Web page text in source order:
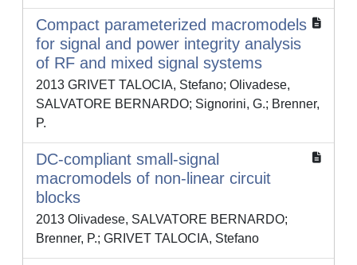
Compact parameterized macromodels
for signal and power integrity analysis
of RF and mixed signal systems
2013 GRIVET TALOCIA, Stefano; Olivadese,
SALVATORE BERNARDO; Signorini, G.; Brenner,
P.
DC-compliant small-signal
macromodels of non-linear circuit
blocks
2013 Olivadese, SALVATORE BERNARDO;
Brenner, P.; GRIVET TALOCIA, Stefano